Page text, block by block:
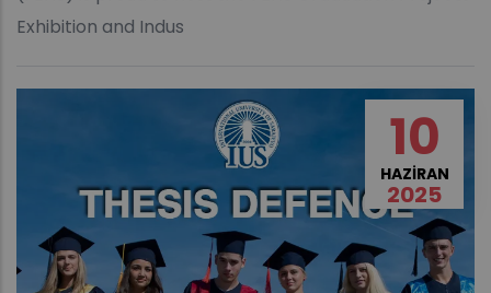
Exhibition and Indus
10
HAZIRAN
2025